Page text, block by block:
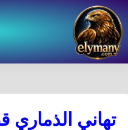
تهاني الذماري